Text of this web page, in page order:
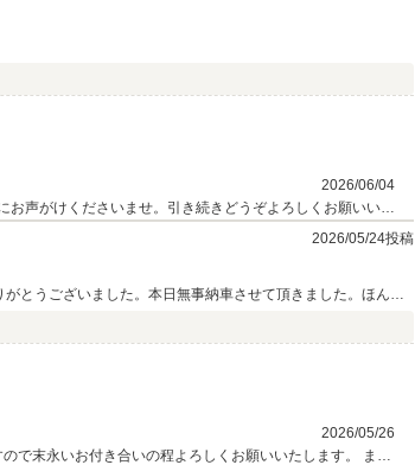
2026/06/04
声がけくださいませ。引き続きどうぞよろしくお願いいた
2026/05/24投稿
とうございました。本日無事納車させて頂きました。ほんと
2026/05/26
で末永いお付き合いの程よろしくお願いいたします。 ま